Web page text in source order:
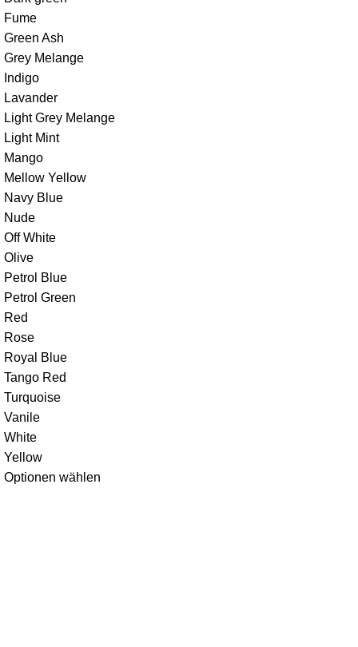
Fume
Green Ash
Grey Melange
Indigo
Lavander
Light Grey Melange
Light Mint
Mango
Mellow Yellow
Navy Blue
Nude
Off White
Olive
Petrol Blue
Petrol Green
Red
Rose
Royal Blue
Tango Red
Turquoise
Vanile
White
Yellow
Optionen wählen